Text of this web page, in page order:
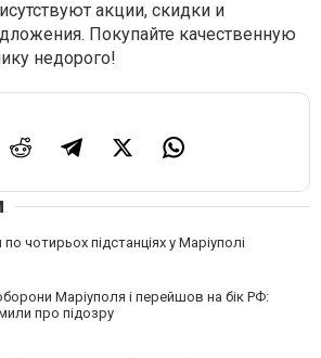
акции, скидки и
Покупайте качественную
недорого!
чотирьох підстанціях у Маріуполі
Маріуполя і перейшов на бік РФ:
про підозру